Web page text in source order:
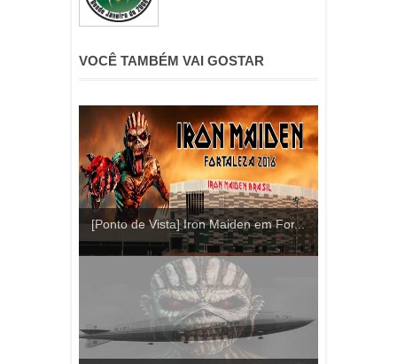
VOCÊ TAMBÉM VAI GOSTAR
[Ponto de Vista] Iron Maiden em For...